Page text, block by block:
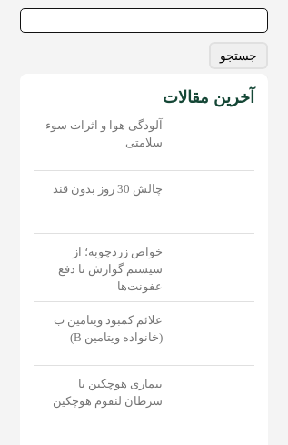
جستجو
برای:
آخرین مقالات
آلودگی هوا و اثرات سوء
سلامتی
چالش 30 روز بدون قند
خواص زردچوبه؛ از
سیستم گوارش تا دفع
عفونت‌‌ها
علائم کمبود ویتامین ب
(خانواده ویتامین B)
بیماری هوچکین یا
سرطان لنفوم هوچکین